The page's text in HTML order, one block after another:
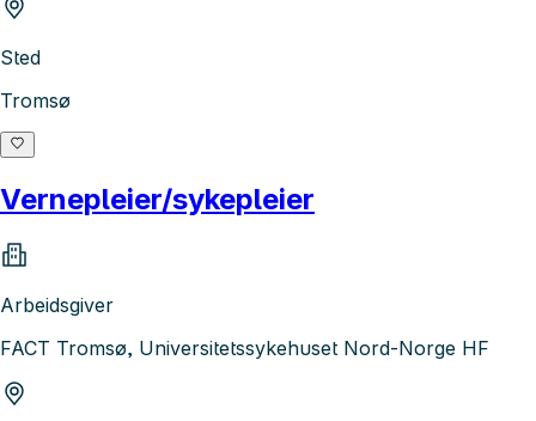
Sted
Tromsø
Vernepleier/sykepleier
Arbeidsgiver
FACT Tromsø, Universitetssykehuset Nord-Norge HF